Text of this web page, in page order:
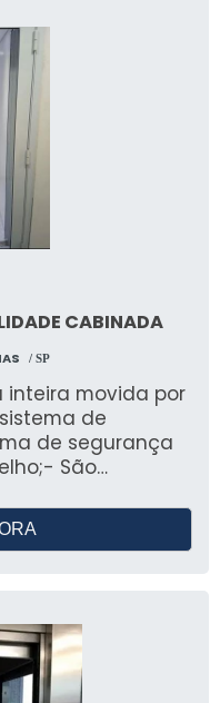
CABINADA
/ SP
movida por
de
em
de
6m/minuto;-
250 kg ou 1